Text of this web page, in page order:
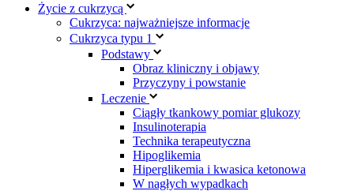
Życie z cukrzycą
Cukrzyca: najważniejsze informacje
Cukrzyca typu 1
Podstawy
Obraz kliniczny i objawy
Przyczyny i powstanie
Leczenie
Ciągły tkankowy pomiar glukozy
Insulinoterapia
Technika terapeutyczna
Hipoglikemia
Hiperglikemia i kwasica ketonowa
W nagłych wypadkach